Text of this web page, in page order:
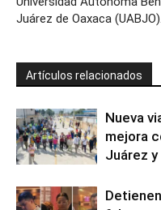
Juárez de Oaxaca (UABJO).
Artículos relacionados
Nueva
mejora
Juárez